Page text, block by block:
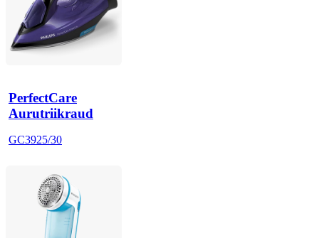
PerfectCare
Aurutriikraud
GC3925/30